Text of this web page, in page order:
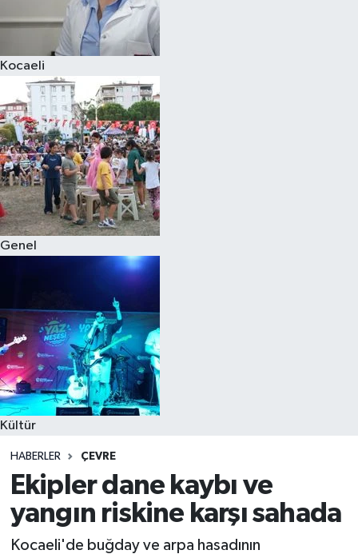
Kocaeli
Genel
Kültür
HABERLER ÇEVRE
Ekipler dane kaybı ve
yangın riskine karşı sahada
Kocaeli'de buğday ve arpa hasadının